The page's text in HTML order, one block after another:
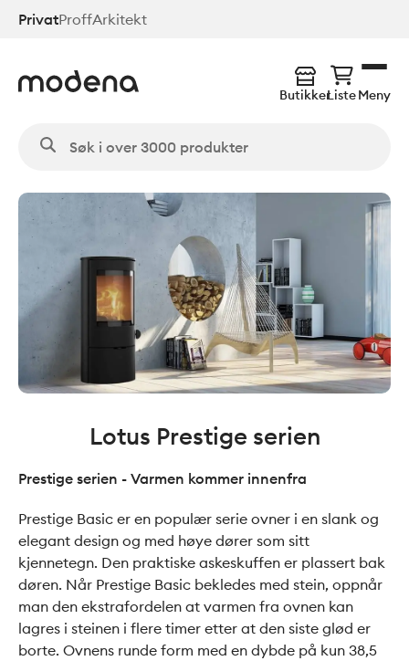
Hopp
PrivatProffArkitekt
ButikkerListeMeny
Lotus Prestige serien
Prestige serien - Varmen kommer innenfra
Prestige Basic er en populær serie ovner i en slank og
elegant design og med høye dører som sitt
kjennetegn. Den praktiske askeskuffen er plassert bak
døren. Når Prestige Basic bekledes med stein, oppnår
man den ekstrafordelen at varmen fra ovnen kan
lagres i steinen i flere timer etter at den siste glød er
borte. Ovnens runde form med en dybde på kun 38,5